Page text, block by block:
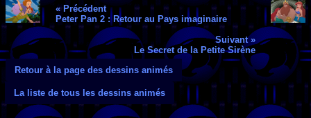
« Précédent
Peter Pan 2 : Retour au Pays imaginaire
Suivant »
Le Secret de la Petite Sirène
Retour à la page des dessins animés
La liste de tous les dessins animés